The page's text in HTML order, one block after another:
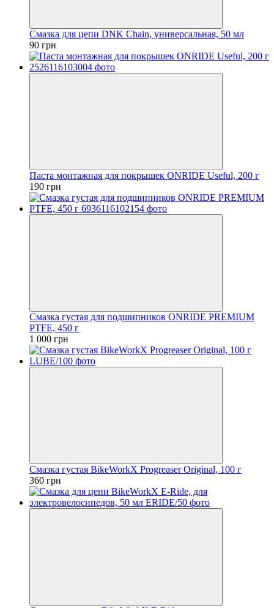
Смазка для цепи DNK Chain, универсальная, 50 мл
90 грн
Паста монтажная для покрышек ONRIDE Useful, 200 г
190 грн
Смазка густая для подшипников ONRIDE PREMIUM
PTFE, 450 г
1 000 грн
Смазка густая BikeWorkX Progreaser Original, 100 г
360 грн